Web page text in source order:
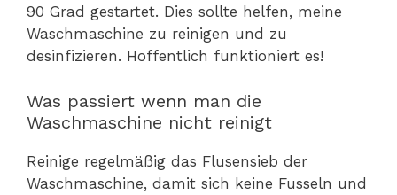
90 Grad gestartet. Dies sollte helfen, meine
Waschmaschine zu reinigen und zu
desinfizieren. Hoffentlich funktioniert es!
Was passiert wenn man die
Waschmaschine nicht reinigt
Reinige regelmäßig das Flusensieb der
Waschmaschine, damit sich keine Fusseln und